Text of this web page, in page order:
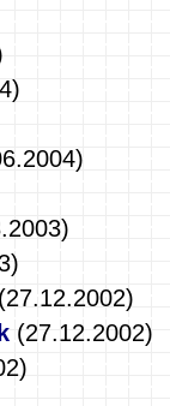
(27.12.2002)
(27.12.2002)